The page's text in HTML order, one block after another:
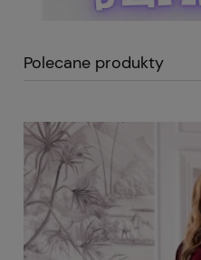
Polecane produkty